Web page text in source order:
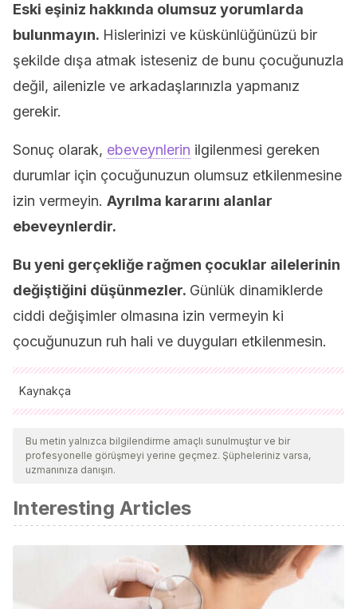
Eski eşiniz hakkında olumsuz yorumlarda
bulunmayın. Hislerinizi ve küskünlüğünüzü bir
şekilde dışa atmak isteseniz de bunu çocuğunuzla
değil, ailenizle ve arkadaşlarınızla yapmanız
gerekir.
Sonuç olarak, ebeveynlerin ilgilenmesi gereken
durumlar için çocuğunuzun olumsuz etkilenmesine
izin vermeyin. Ayrılma kararını alanlar
ebeveynlerdir.
Bu yeni gerçekliğe rağmen çocuklar ailelerinin
değiştiğini düşünmezler. Günlük dinamiklerde
ciddi değişimler olmasına izin vermeyin ki
çocuğunuzun ruh hali ve duyguları etkilenmesin.
Kaynakça
Tüm alıntı yapılan kaynaklar, kalitelerini, güvenilirliklerini,
güncelliklerini ve geçerliliklerini sağlamak için ekibimiz
tarafından derinlemesine incelendi. Bu makalenin bibliyografisi
kabul edildi.
Amato, P.; Keith, B.(1991). Parental divorce and the well-
being of children: A meta-analysis. Psychological-Bulletin,
1991 Jul; 110 (1): 26-46
(1993). Prevención de los trastornos
Bu metin yalnızca bilgilendirme amaçlı sunulmuştur ve bir
profesyonelle görüşmeyi yerine geçmez. Şüpheleriniz varsa,
uzmanınıza danışın.
Interesting Articles